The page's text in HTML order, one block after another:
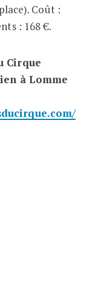
Coût :
: 168 €.
Cirque
à Lomme